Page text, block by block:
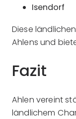
Isendorf
Diese
Ahlens und
Fazit
Ahlen vereint
ländlichem